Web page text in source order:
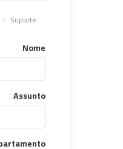
Suporte
Nome
Assunto